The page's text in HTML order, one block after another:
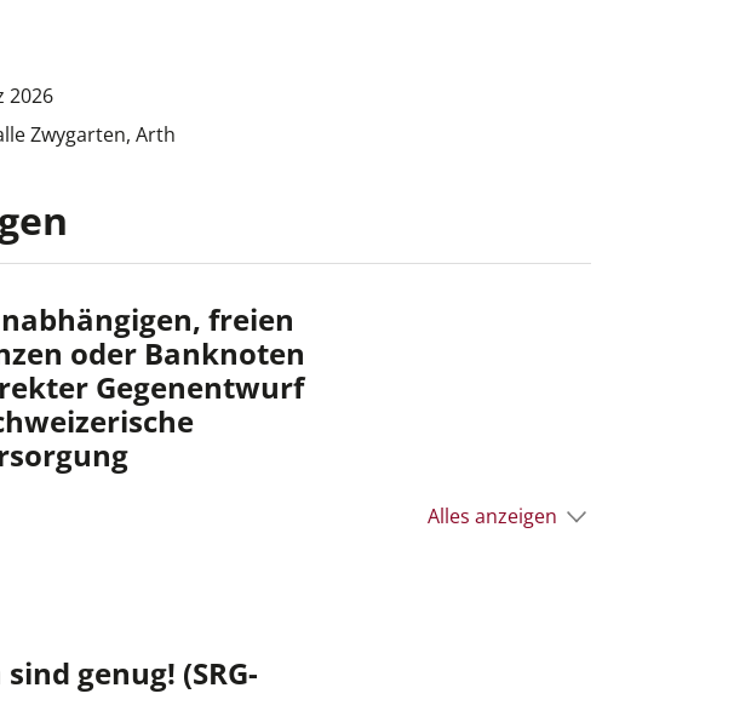
2026
Zwygarten, Arth
freien
oder Banknoten
Gegenentwurf
Alles anzeigen
genug! (SRG-